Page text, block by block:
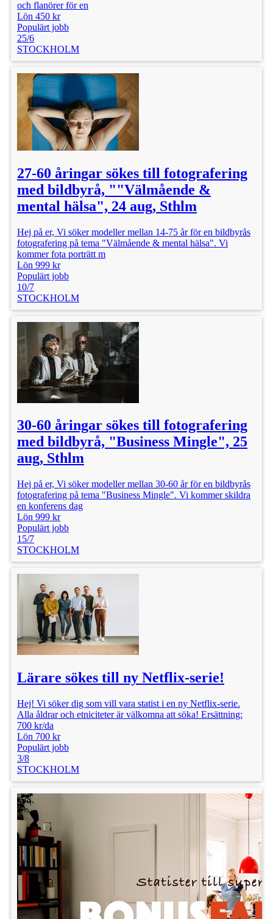
och flanörer för en
Lön 450 kr
Populärt jobb
25/6
STOCKHOLM
27-60 åringar sökes till fotografering
med bildbyrå, ""Välmående &
mental hälsa", 24 aug, Sthlm
Hej på er, Vi söker modeller mellan 14-75 år för en bildbyrås
fotografering på tema "Välmående & mental hälsa". Vi
kommer fota porträtt m
Lön 999 kr
Populärt jobb
10/7
STOCKHOLM
30-60 åringar sökes till fotografering
med bildbyrå, "Business Mingle", 25
aug, Sthlm
Hej på er, Vi söker modeller mellan 30-60 år för en bildbyrås
fotografering på tema "Business Mingle". Vi kommer skildra
en konferens dag
Lön 999 kr
Populärt jobb
15/7
STOCKHOLM
Lärare sökes till ny Netflix-serie!
Hej! Vi söker dig som vill vara statist i en ny Netflix-serie.
Alla åldrar och etniciteter är välkomna att söka! Ersättning:
700 kr/da
Lön 700 kr
Populärt jobb
3/8
STOCKHOLM